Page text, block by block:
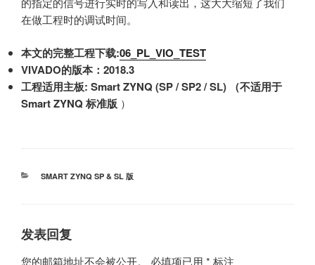
在做工程时的调试时间。
本文的完整工程下载:06_PL_VIO_TEST
VIVADO的版本：2018.3
工程适用主板: Smart ZYNQ (SP / SP2 / SL) （不适用于
Smart ZYNQ 标准版 ）
分
SMART ZYNQ SP & SL 版
发表回复
您的邮箱地址不会被公开。 必填项已用 * 标注